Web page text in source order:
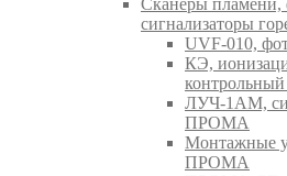
Сканеры пламени,
сигнализаторы
UVF-010,
КЭ,
ЛУЧ-1АМ,
ПРОМА
Монтажные
ПРОМА